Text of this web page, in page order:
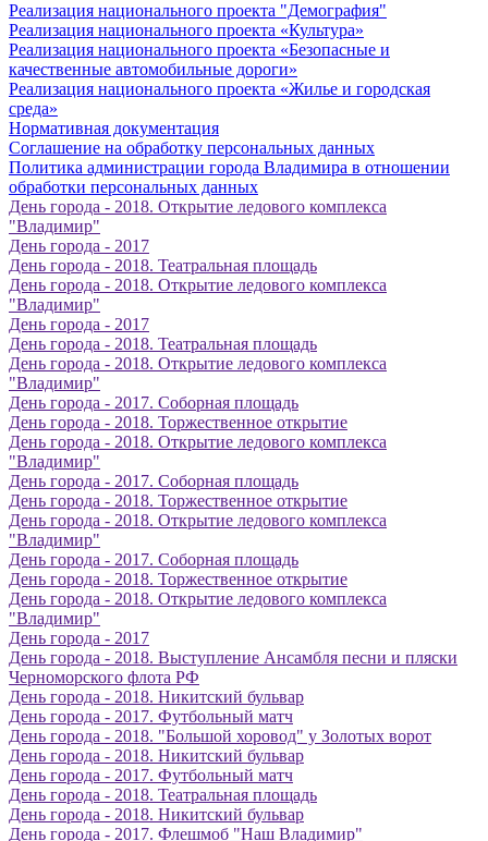
Реализация национального проекта "Демография"
Реализация национального проекта «Культура»
Реализация национального проекта «Безопасные и
качественные автомобильные дороги»
Реализация национального проекта «Жилье и городская
среда»
Нормативная документация
Соглашение на обработку персональных данных
Политика администрации города Владимира в отношении
обработки персональных данных
День города - 2018. Открытие ледового комплекса
"Владимир"
День города - 2017
День города - 2018. Театральная площадь
День города - 2018. Открытие ледового комплекса
"Владимир"
День города - 2017
День города - 2018. Театральная площадь
День города - 2018. Открытие ледового комплекса
"Владимир"
День города - 2017. Соборная площадь
День города - 2018. Торжественное открытие
День города - 2018. Открытие ледового комплекса
"Владимир"
День города - 2017. Соборная площадь
День города - 2018. Торжественное открытие
День города - 2018. Открытие ледового комплекса
"Владимир"
День города - 2017. Соборная площадь
День города - 2018. Торжественное открытие
День города - 2018. Открытие ледового комплекса
"Владимир"
День города - 2017
День города - 2018. Выступление Ансамбля песни и пляски
Черноморского флота РФ
День города - 2018. Никитский бульвар
День города - 2017. Футбольный матч
День города - 2018. "Большой хоровод" у Золотых ворот
День города - 2018. Никитский бульвар
День города - 2017. Футбольный матч
День города - 2018. Театральная площадь
День города - 2018. Никитский бульвар
День города - 2017. Флешмоб "Наш Владимир"